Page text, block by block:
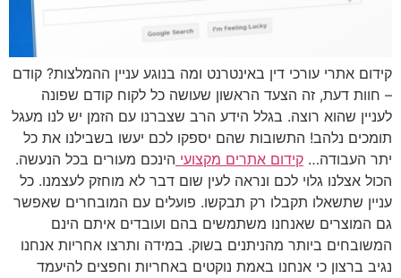
קידום אתרי עורכי דין באינטרנט ומה בנוגע עניין ההמלצות? קודם
– חוות דעת, זה הצעד הראשון שעושה כל לקוח קודם שפונה
לעניין שהוא רוצה. בגלל הידע הרב שצברנו עם הזמן יש לנו מעגל
תומכים נלהב! התשובות שהם יספקו לכם יעשו בשבילנו את כל
יתר העבודה… קידום אתרים מקצועי הינכם מעורים בכל הנעשה.
הכול אצלנו גלוי לכם ונראה לעין שום דבר לא מוחזק לעצמנו. כל
עניין שתשאלו תקבלו רק תבקשו. פועלים עם המובחרים שאפשר
גם המוצרים שאנחנו משתמשים בהם ועובדים איתם הינם
המשובחים ביותר מהניתנים בשוק. במידה ותרצו אחריות אנחנו
נגיב ברצון כי אנחנו באמת נוקטים באחריות וחפצים להיעמד